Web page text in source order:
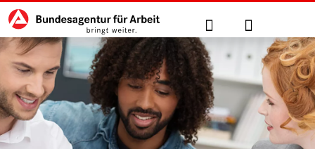
zu den Hauptinhalten springen
Hauptnavigation Suche Anmelden